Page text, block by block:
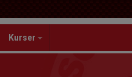
Kurser